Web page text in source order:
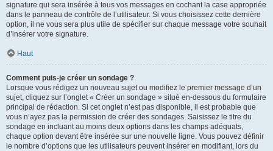
signature qui sera insérée à tous vos messages en cochant la case appropriée
dans le panneau de contrôle de l’utilisateur. Si vous choisissez cette dernière
option, il ne vous sera plus utile de spécifier sur chaque message votre souhait
d’insérer votre signature.
Haut
Comment puis-je créer un sondage ?
Lorsque vous rédigez un nouveau sujet ou modifiez le premier message d’un
sujet, cliquez sur l’onglet « Créer un sondage » situé en-dessous du formulaire
principal de rédaction. Si cet onglet n’est pas disponible, il est probable que
vous n’ayez pas la permission de créer des sondages. Saisissez le titre du
sondage en incluant au moins deux options dans les champs adéquats,
chaque option devant être insérée sur une nouvelle ligne. Vous pouvez définir
le nombre d’options que les utilisateurs peuvent insérer en modifiant, lors du